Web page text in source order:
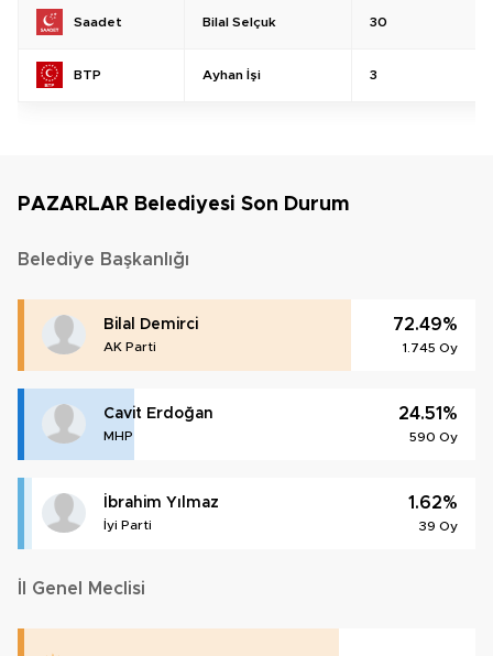
Saadet Bilal Selçuk 30
BTP Ayhan İşi 3
PAZARLAR Belediyesi Son Durum
Belediye Başkanlığı
Bilal Demirci
AK Parti
72.49%
1.745 Oy
Cavit Erdoğan
MHP
24.51%
590 Oy
İbrahim Yılmaz
İyi Parti
1.62%
39 Oy
İl Genel Meclisi